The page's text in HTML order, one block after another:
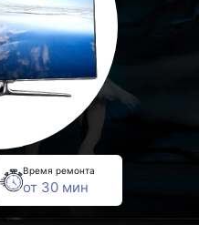
Время ремонта
от 30 мин